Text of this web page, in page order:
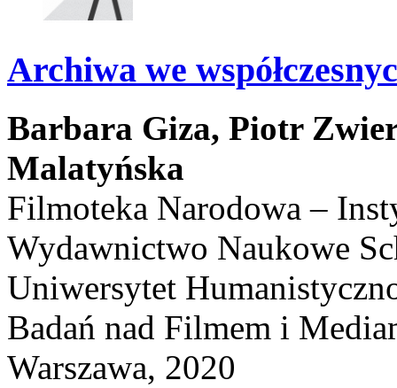
Archiwa we
Barbara Giza, Piotr
Malatyńska
Filmoteka Narodowa –
Wydawnictwo Naukowe
Uniwersytet
Badań nad Filmem i
Warszawa, 2020